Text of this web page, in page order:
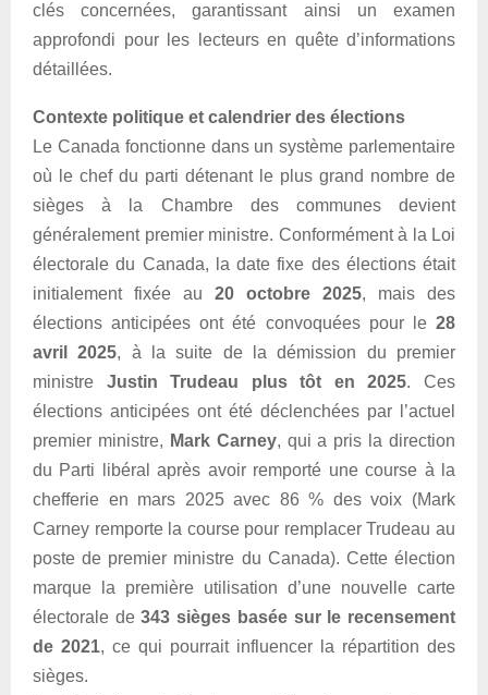
clés concernées, garantissant ainsi un examen
approfondi pour les lecteurs en quête d’informations
détaillées.
Contexte politique et calendrier des élections
Le Canada fonctionne dans un système parlementaire
où le chef du parti détenant le plus grand nombre de
sièges à la Chambre des communes devient
généralement premier ministre. Conformément à la Loi
électorale du Canada, la date fixe des élections était
initialement fixée au 20 octobre 2025, mais des
élections anticipées ont été convoquées pour le 28
avril 2025, à la suite de la démission du premier
ministre Justin Trudeau plus tôt en 2025. Ces
élections anticipées ont été déclenchées par l’actuel
premier ministre, Mark Carney, qui a pris la direction
du Parti libéral après avoir remporté une course à la
chefferie en mars 2025 avec 86 % des voix (Mark
Carney remporte la course pour remplacer Trudeau au
poste de premier ministre du Canada). Cette élection
marque la première utilisation d’une nouvelle carte
électorale de343 sièges basée sur le recensement
de 2021, ce qui pourrait influencer la répartition des
sièges.